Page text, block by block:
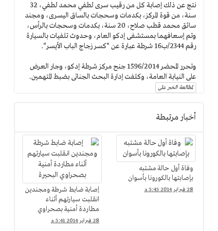
نتج عن ذلك إصابة كل من رقيب سرى لطفي محمد لطفي، 32
سنة، من قوة المركز، بكدمات وسحجات بالساق اليسرى، ومجند
سائق محمد قطب صلاح، 20 سنة، بكدمات وسحجات بالرأس،
وتم إسعافهما بمستشفى إدكو العام، وحدوث تلفيات بالسيارة
رقم 2344/ب16 شرطة عبارة عن "كسر زجاج الباب الأيسر".
وتحرر المحضر 1596/2014 جنح مركز شرطة إدكو، وجار العرض
على النيابة العامة، وكلفت إدارة البحث الجنائى بضبط المتهمين.
لمطالعة الخبر على
أخبار مرتبطة
وفاة أول حالة مشتبه
بإصابتها بالكورونا بأسوان
28 فبراير 2014 5:45 م
إصابة ضابط شرطة ومجندين
انقلبت سيارتهم أثناء
مطاردة أمنية بصحراوي
البحيرة
28 فبراير 2014 5:41 م